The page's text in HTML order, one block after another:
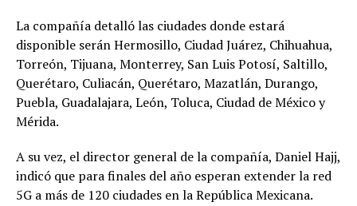
La compañía detalló las ciudades donde estará
disponible serán Hermosillo, Ciudad Juárez, Chihuahua,
Torreón, Tijuana, Monterrey, San Luis Potosí, Saltillo,
Querétaro, Culiacán, Querétaro, Mazatlán, Durango,
Puebla, Guadalajara, León, Toluca, Ciudad de México y
Mérida.
A su vez, el director general de la compañía, Daniel Hajj,
indicó que para finales del año esperan extender la red
5G a más de 120 ciudades en la República Mexicana.